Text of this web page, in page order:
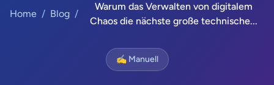
Home / Blog /
Warum das Verwalten von digitalem
Chaos die nächste große technische...
✍️ Manuell